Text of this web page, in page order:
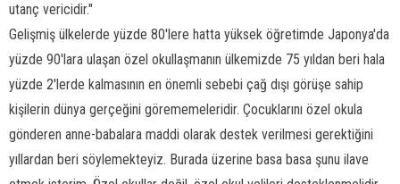
utanç vericidir."
Gelişmiş ülkelerde yüzde 80'lere hatta yüksek öğretimde Japonya'da
yüzde 90'lara ulaşan özel okullaşmanın ülkemizde 75 yıldan beri hala
yüzde 2'lerde kalmasının en önemli sebebi çağ dışı görüşe sahip
kişilerin dünya gerçeğini görememeleridir. Çocuklarını özel okula
gönderen anne-babalara maddi olarak destek verilmesi gerektiğini
yıllardan beri söylemekteyiz. Burada üzerine basa basa şunu ilave